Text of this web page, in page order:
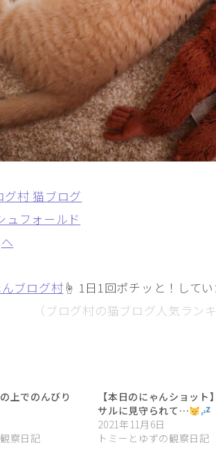
ブログ村 ☝ 1日1回ポチッと！して
（ブログ村の猫ブログ人気ラン
上でのんびり
察日記
【本日のにゃんショット】
サルに見守られて…
2021年11月6日
トミーとゆずの観察日記